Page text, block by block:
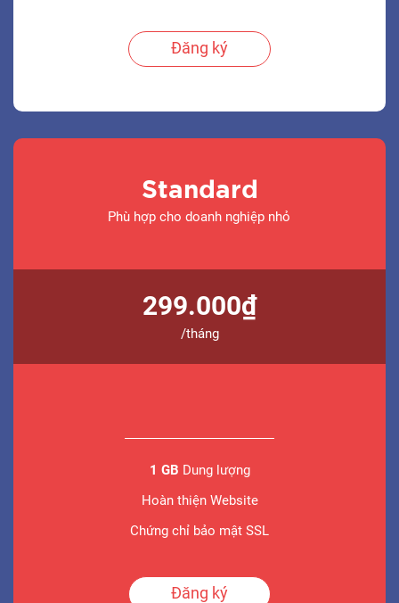
Đăng ký
Standard
Phù hợp cho doanh nghiệp nhỏ
299.000₫
/tháng
1 GB Dung lượng
Hoàn thiện Website
Chứng chỉ bảo mật SSL
Đăng ký